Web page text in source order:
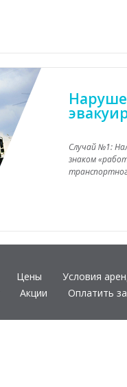
Случай №1:
знаком
Цены
Условия
Акции
Оплатить